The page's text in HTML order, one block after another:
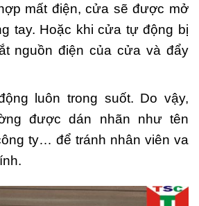
mất điện, cửa sẽ được mở
tay. Hoặc khi cửa tự động bị
nguồn điện của cửa và đẩy
luôn trong suốt. Do vậy,
được dán nhãn như tên
ty… để tránh nhân viên va